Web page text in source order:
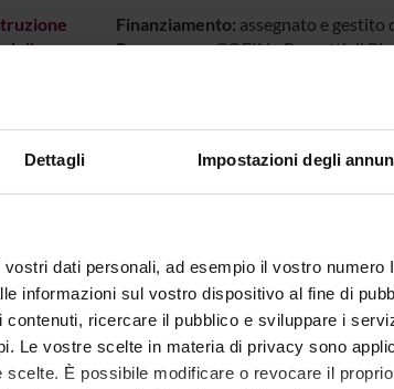
Dettagli Impostazioni degli
vostri dati personali, ad esempio il vostro numero
informazioni sul vostro dispositivo al fine di
ricercare il pubblico e sviluppare i
Le vostre scelte in materia di privacy sono
È possibile modificare o revocare il
della
Finanziamento: assegnato e
Programma:COFIN - Progetti di
AL PROGETTO
Professore ordinario
COINVOLTE DAL PROGETTO
tedesca
Linguistics – Geschichte der deutschen